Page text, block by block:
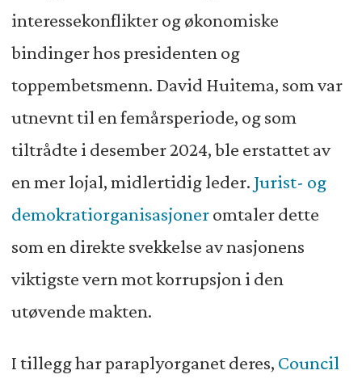
interessekonflikter og økonomiske
bindinger hos presidenten og
toppembetsmenn. David Huitema, som var
utnevnt til en femårsperiode, og som
tiltrådte i desember 2024, ble erstattet av
en mer lojal, midlertidig leder. Jurist- og
demokratiorganisasjoneromtaler dette
som en direkte svekkelse av nasjonens
viktigste vern mot korrupsjon i den
utøvende makten.
I tillegg har paraplyorganet deres, Council